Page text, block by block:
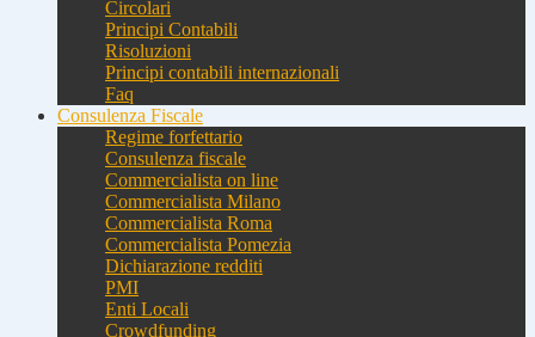
Circolari
Principi Contabili
Risoluzioni
Principi contabili internazionali
Faq
Consulenza Fiscale
Regime forfettario
Consulenza fiscale
Commercialista on line
Commercialista Milano
Commercialista Roma
Commercialista Pomezia
Dichiarazione redditi
PMI
Enti Locali
Crowdfunding